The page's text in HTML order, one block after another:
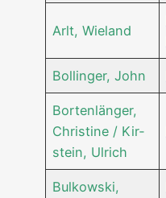
Arlt, Wie­land
Bol­lin­ger, John
Bor­ten­län­ger,
Chris­ti­ne / Kir­
stein, Ulrich
Bul­kow­ski,